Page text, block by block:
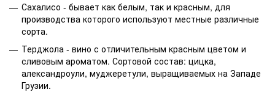
Сахалисо - бывает как белым, так и красным, для
производства которого используют местные различные
сорта.
Терджола - вино с отличительным красным цветом и
сливовым ароматом. Сортовой состав: цицка,
александроули, муджеретули, выращиваемых на Западе
Грузии.